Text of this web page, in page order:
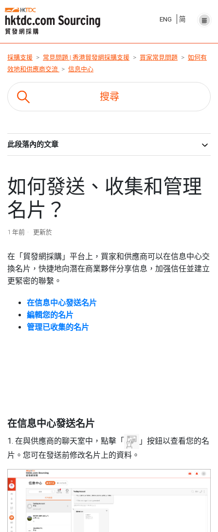
ENG 简
採購支援 常見問題 | 香港貿發網採購支援 買家常見問題
如何有
效地和供應商交流
信息中心
此段落內的文章
如何發送、收集和管理
名片？
1 年前 更新於
在「貿發網採購」平台上，買家和供應商可以在信息中心交
換名片，快捷地向潛在商業夥伴分享信息，加强信任並建立
更緊密的聯繫。
在信息中心發送名片
編輯您的名片
管理已收集的名片
在信息中心發送名片
1. 在與供應商的聊天室中，點擊「
」按鈕以查看您的名
片。您可在發送前修改名片上的資料。